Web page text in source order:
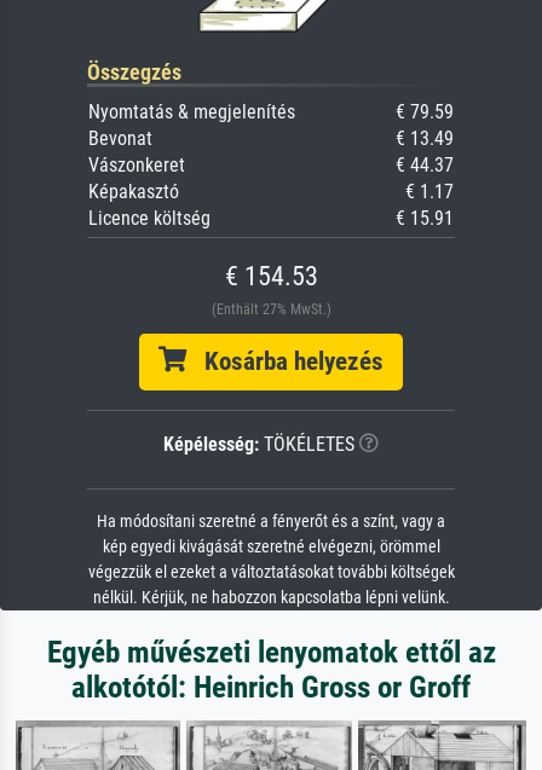
Összegzés
Nyomtatás & megjelenítés
€ 79.59
Bevonat
€ 13.49
Vászonkeret
€ 44.37
Képakasztó
€ 1.17
Licence költség
€ 15.91
€ 154.53
(Enthält 27% MwSt.)
Kosárba helyezés
Képélesség: TÖKÉLETES
Ha módosítani szeretné a fényerőt és a színt, vagy a
kép egyedi kivágását szeretné elvégezni, örömmel
végezzük el ezeket a változtatásokat további költségek
nélkül. Kérjük, ne habozzon kapcsolatba lépni velünk.
Egyéb művészeti lenyomatok ettől az
alkotótól: Heinrich Gross or Groff